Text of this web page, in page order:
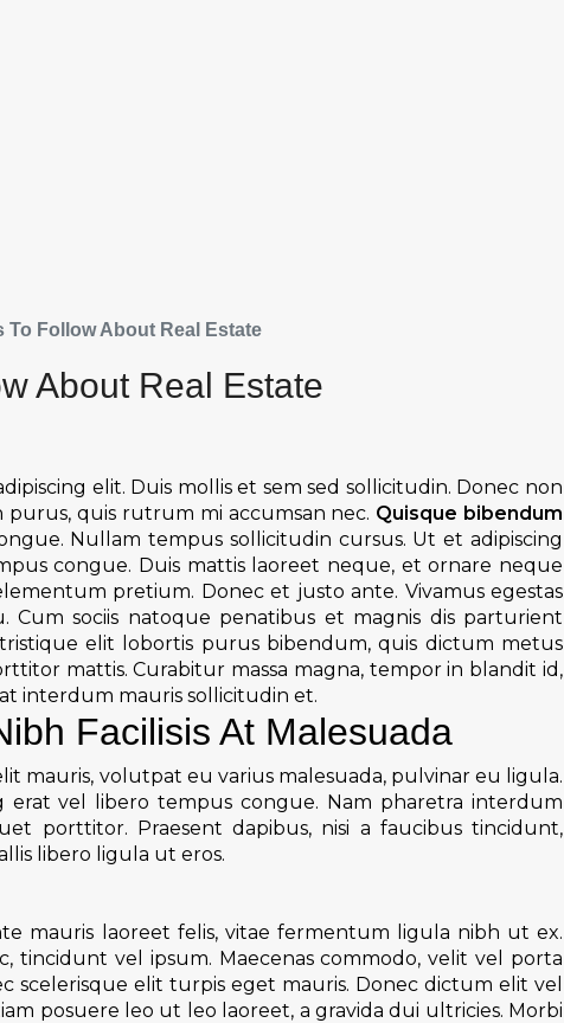
To Follow About Real Estate
About Real Estate
elit. Duis mollis et sem sed sollicitudin. Donec non
quis rutrum mi accumsan nec. Quisque bibendum
Nullam tempus sollicitudin cursus. Ut et adipiscing
congue. Duis mattis laoreet neque, et ornare neque
pretium. Donec et justo ante. Vivamus egestas
Cum sociis natoque penatibus et magnis dis parturient
elit lobortis purus bibendum, quis dictum metus
mattis. Curabitur massa magna, tempor in blandit id,
interdum mauris sollicitudin et.
Facilisis At Malesuada
mauris, volutpat eu varius malesuada, pulvinar eu ligula.
erat vel libero tempus congue. Nam pharetra interdum
porttitor. Praesent dapibus, nisi a faucibus tincidunt,
libero ligula ut eros.
mauris laoreet felis, vitae fermentum ligula nibh ut ex.
tincidunt vel ipsum. Maecenas commodo, velit vel porta
scelerisque elit turpis eget mauris. Donec dictum elit vel
posuere leo ut leo laoreet, a gravida dui ultricies. Morbi